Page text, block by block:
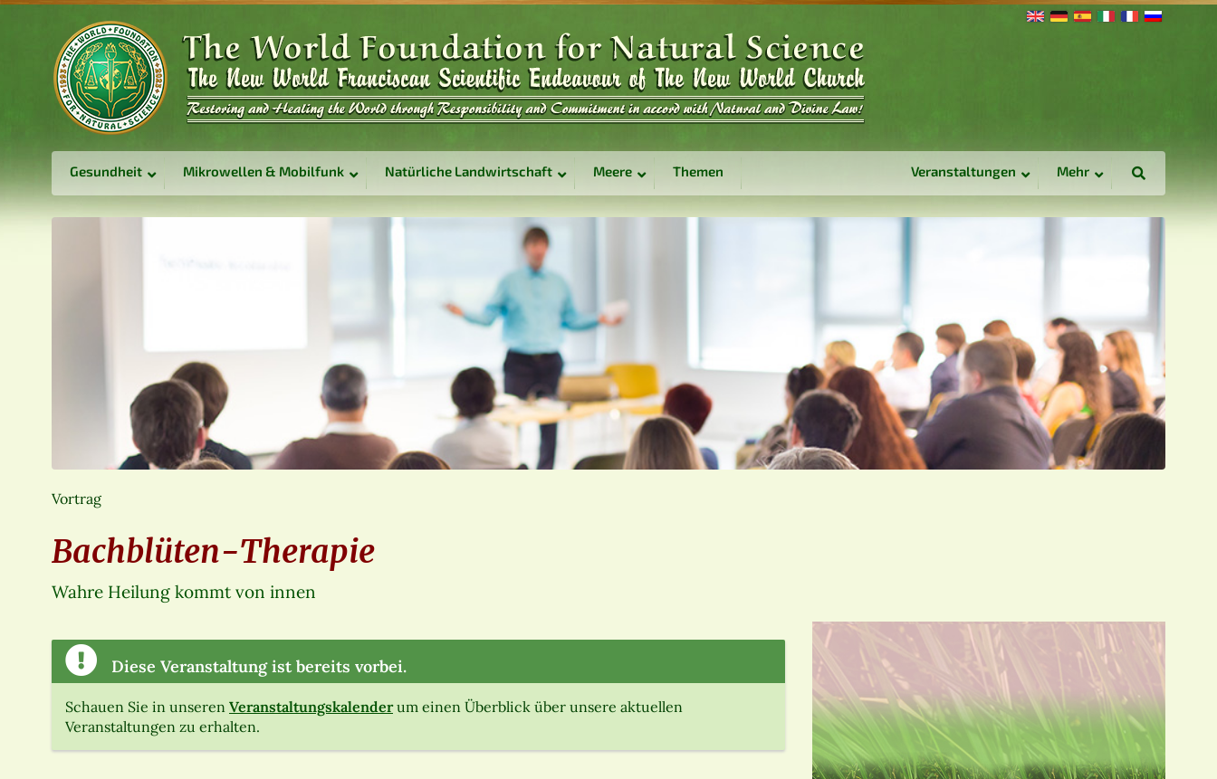
Gesundheit Mikrowellen & Mobilfunk Natürliche Landwirtschaft Meere Themen Veranstaltungen Mehr
Vortrag
Bachblüten-Therapie
Wahre Heilung kommt von innen
Diese Veranstaltung ist bereits vorbei.
Schauen Sie in unseren Veranstaltungskalenderum einen Überblick über unsere aktuellen
Veranstaltungen zu erhalten.